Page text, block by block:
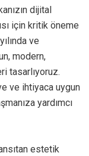
dijital
için kritik öneme
ve
modern,
tasarlıyoruz.
ve ihtiyaca uygun
yardımcı
estetik